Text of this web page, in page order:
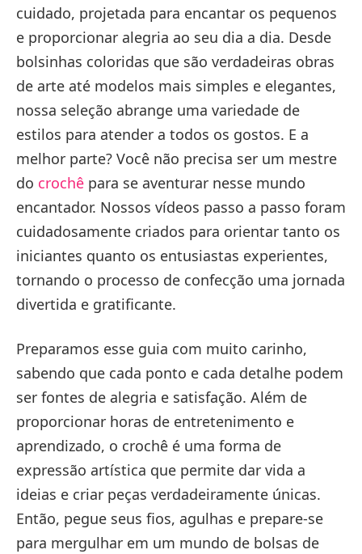
cuidado, projetada para encantar os pequenos
e proporcionar alegria ao seu dia a dia. Desde
bolsinhas coloridas que são verdadeiras obras
de arte até modelos mais simples e elegantes,
nossa seleção abrange uma variedade de
estilos para atender a todos os gostos. E a
melhor parte? Você não precisa ser um mestre
do crochê para se aventurar nesse mundo
encantador. Nossos vídeos passo a passo foram
cuidadosamente criados para orientar tanto os
iniciantes quanto os entusiastas experientes,
tornando o processo de confecção uma jornada
divertida e gratificante.
Preparamos esse guia com muito carinho,
sabendo que cada ponto e cada detalhe podem
ser fontes de alegria e satisfação. Além de
proporcionar horas de entretenimento e
aprendizado, o crochê é uma forma de
expressão artística que permite dar vida a
ideias e criar peças verdadeiramente únicas.
Então, pegue seus fios, agulhas e prepare-se
para mergulhar em um mundo de bolsas de